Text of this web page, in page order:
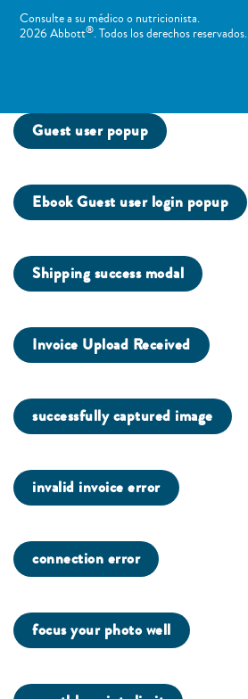
Consulte a su médico o nutricionista.
2026 Abbott®. Todos los derechos reservados.
Guest user popup
Ebook Guest user login popup
Shipping success modal
Invoice Upload Received
successfully captured image
invalid invoice error
connection error
focus your photo well